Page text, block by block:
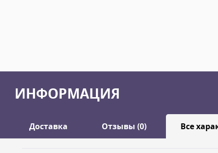
ИНФОРМАЦИЯ
Доставка Отзывы (0) Все